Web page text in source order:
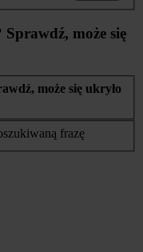
Sprawdź, może się
może się ukryło
frazę